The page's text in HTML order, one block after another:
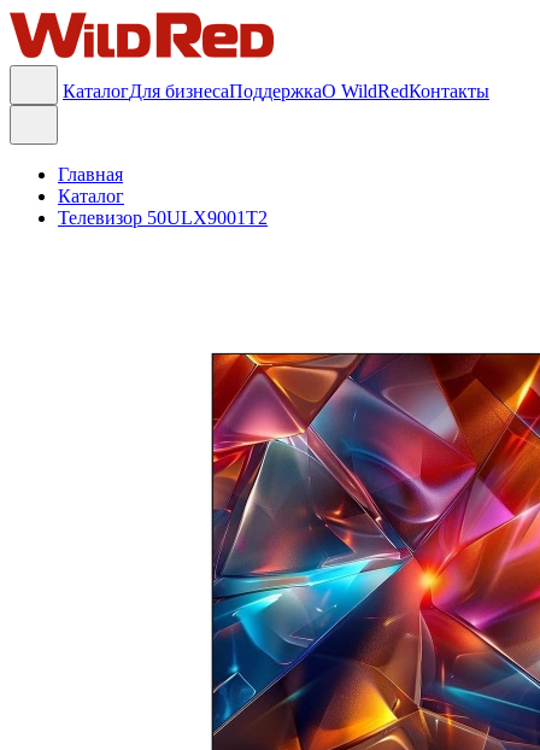
КаталогДля бизнесаПоддержкаО WildRedКонтакты
Главная
Каталог
Телевизор 50ULX9001T2